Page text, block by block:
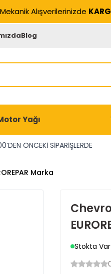
Alışverilerinizde
Blog
Yağı
ÖNCEKİ SİPARİŞLERDE
Marka
Stokta Var